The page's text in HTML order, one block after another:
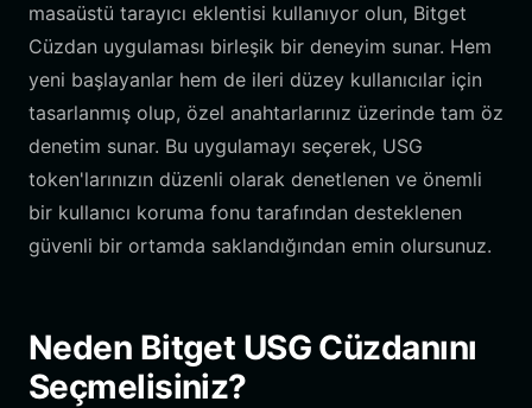
masaüstü tarayıcı eklentisi kullanıyor olun, Bitget
Cüzdan uygulaması birleşik bir deneyim sunar. Hem
yeni başlayanlar hem de ileri düzey kullanıcılar için
tasarlanmış olup, özel anahtarlarınız üzerinde tam öz
denetim sunar. Bu uygulamayı seçerek, USG
token'larınızın düzenli olarak denetlenen ve önemli
bir kullanıcı koruma fonu tarafından desteklenen
güvenli bir ortamda saklandığından emin olursunuz.
Neden Bitget USG Cüzdanını
Seçmelisiniz?